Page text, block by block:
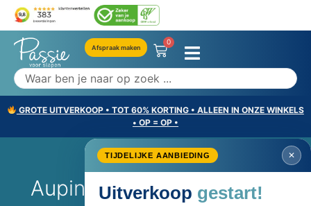
Afspraak maken
0
GROTE UITVERKOOP • TOT 60% KORTING • ALLEEN IN ONZE WINKELS
• OP = OP •
TIJDELIJKE AANBIEDING ✕
Uitverkoop gestart!
Auping Take Back System